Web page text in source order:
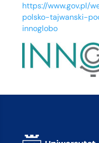
https://www.gov.pl/
polsko-tajwanski-
innoglobo